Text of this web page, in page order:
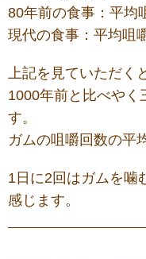
80年前の食事：平均
現代の食事：平均咀
上記を見ていただく
1000年前と比べやく
す。
ガムの咀嚼回数の平
1日に2回はガムを噛
感じます。